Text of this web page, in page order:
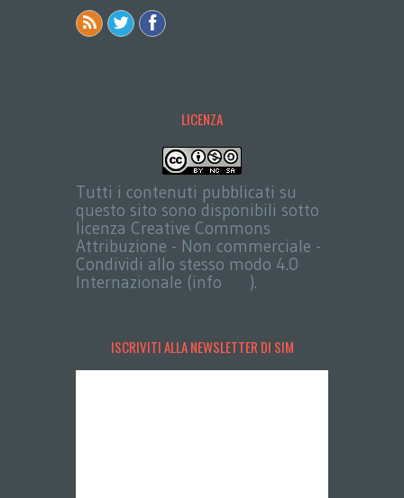
LICENZA
Tutti i contenuti pubblicati su
questo sito sono disponibili sotto
licenza Creative Commons
Attribuzione - Non commerciale -
Condividi allo stesso modo 4.0
Internazionale (info
).
ISCRIVITI ALLA NEWSLETTER DI SIM